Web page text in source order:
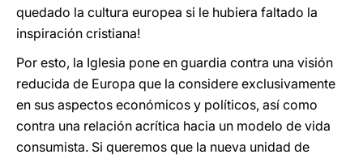
quedado la cultura europea si le hubiera faltado la
inspiración cristiana!
Por esto, la Iglesia pone en guardia contra una visión
reducida de Europa que la considere exclusivamente
en sus aspectos económicos y políticos, así como
contra una relación acrítica hacia un modelo de vida
consumista. Si queremos que la nueva unidad de